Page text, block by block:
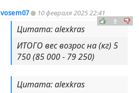
vosem07 10 февраля 2025 22:41
0
Цитата: alexkras
ИТОГО вес возрос на (кг) 5
750 (85 000 - 79 250)
Цитата: alexkras